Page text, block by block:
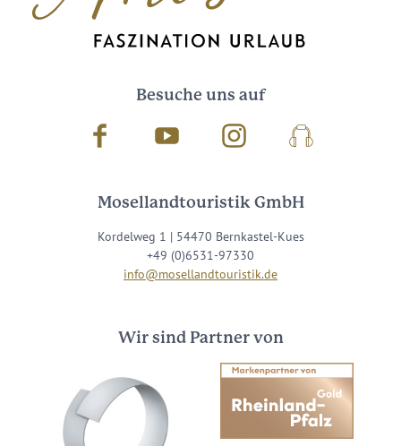
Besuche uns auf
Facebook Youtube InstagramPodcast
Mosellandtouristik GmbH
Kordelweg 1 | 54470 Bernkastel-Kues
+49 (0)6531-97330
info@mosellandtouristik.de
Wir sind Partner von